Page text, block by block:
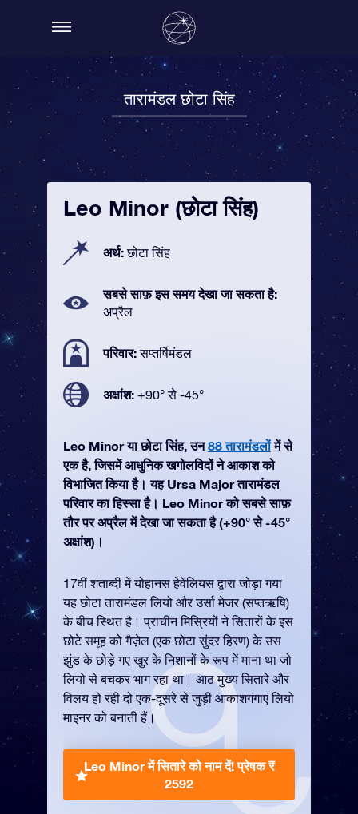
तारामंडल छोटा सिंह
Leo Minor (छोटा सिंह)
अर्थ:छोटा सिंह
सबसे साफ़ इस समय देखा जा सकता है:
अप्रैल
परिवार:सप्तर्षिमंडल
अक्षांश: +90° से -45°
Leo Minor या छोटा सिंह, उन88 तारामंडलोंमें से
एक है, जिसमें आधुनिक खगोलविदों ने आकाश को
विभाजित किया है। यह Ursa Major तारामंडल
परिवार का हिस्सा है। Leo Minor को सबसे साफ़
तौर पर अप्रैल में देखा जा सकता है (+90° से -45°
अक्षांश)।
17वीं शताब्दी में योहानस हेवेलियस द्वारा जोड़ा गया
यह छोटा तारामंडल लियो और उर्सा मेजर (सप्तऋषि)
के बीच स्थित है। प्राचीन मिस्रियों ने सितारों के इस
छोटे समूह को गैज़ेल (एक छोटा सुंदर हिरण) के उस
झुंड के छोड़े गए खुर के निशानों के रूप में माना था जो
लियो से बचकर भाग रहा था। आठ मुख्य सितारे और
विलय हो रही दो एक-दूसरे से जुड़ी आकाशगंगाएं लियो
माइनर को बनाती हैं।
Leo Minor में सितारे को नाम दें!प्रेषक ₹
2592